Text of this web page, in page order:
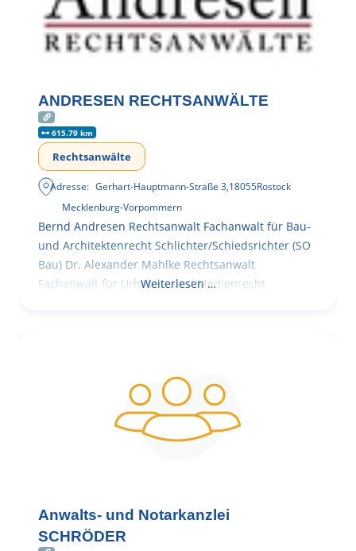
ANDRESEN RECHTSANWÄLTE
615.79 km
Rechtsanwälte
Adresse: Gerhart-Hauptmann-Straße 3,18055Rostock
Mecklenburg-Vorpommern
Bernd Andresen Rechtsanwalt Fachanwalt für Bau-
und Architektenrecht Schlichter/Schiedsrichter (SO
Bau) Dr. Alexander Mahlke Rechtsanwalt
Fachanwalt für Urheber- und Medienrecht
Weiterlesen …
Anwalts- und Notarkanzlei
SCHRÖDER